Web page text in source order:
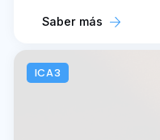
Saber más
ICA3